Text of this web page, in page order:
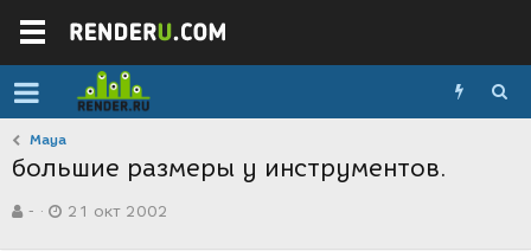
Maya
большие размеры у инструментов.
в-
а
21 окт 2002